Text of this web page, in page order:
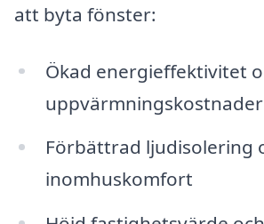
att byta fönster:
Ökad energieffektivitet
uppvärmningskostnader
Förbättrad ljudisolering
inomhuskomfort